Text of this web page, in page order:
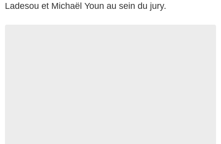
Ladesou et Michaël Youn au sein du jury.